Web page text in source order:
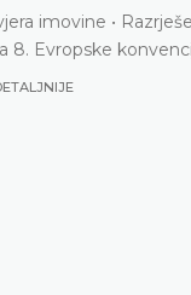
• Razrješenje
konvencije